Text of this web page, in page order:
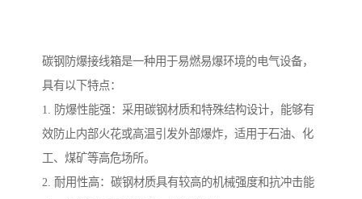
碳钢防爆接线箱是一种用于易燃易爆环境的电气设备，
具有以下特点：
1. 防爆性能强：采用碳钢材质和特殊结构设计，能够有
效防止内部火花或高温引发外部爆炸，适用于石油、化
工、煤矿等高危场所。
2. 耐用性高：碳钢材质具有较高的机械强度和抗冲击能